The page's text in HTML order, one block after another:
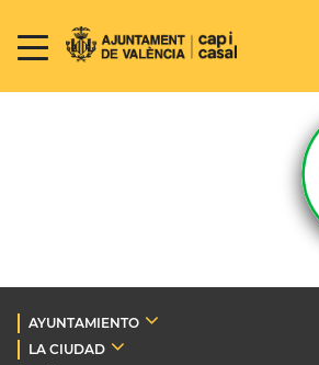
AYUNTAMIENTO
LA CIUDAD